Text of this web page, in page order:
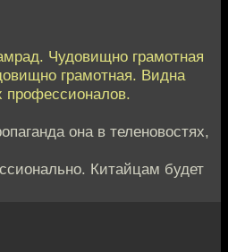
Чудовищно грамотная
грамотная. Видна
профессионалов.
она в теленовостях,
Китайцам будет